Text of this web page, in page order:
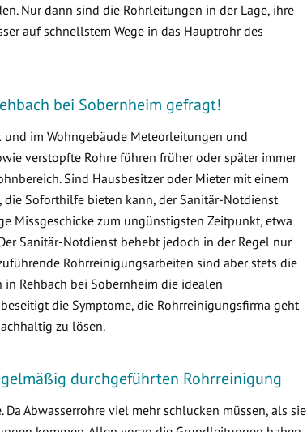
Nur dann sind die Rohrleitungen in der Lage, ihre
auf schnellstem Wege in das Hauptrohr des
bei Sobernheim gefragt!
im Wohngebäude Meteorleitungen und
verstopfte Rohre führen früher oder später immer
Sind Hausbesitzer oder Mieter mit einem
Soforthilfe bieten kann, der Sanitär-Notdienst
Missgeschicke zum ungünstigsten Zeitpunkt, etwa
Sanitär-Notdienst behebt jedoch in der Regel nur
Rohrreinigungsarbeiten sind aber stets die
Rehbach bei Sobernheim die idealen
die Symptome, die Rohrreinigungsfirma geht
zu lösen.
durchgeführten Rohrreinigung
Abwasserrohre viel mehr schlucken müssen, als sie